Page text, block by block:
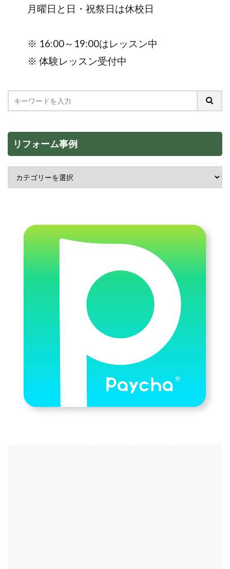
月曜日と日・祝祭日は休校日
※ 16:00～19:00はレッスン中
※ 体験レッスン受付中
リフォーム事例